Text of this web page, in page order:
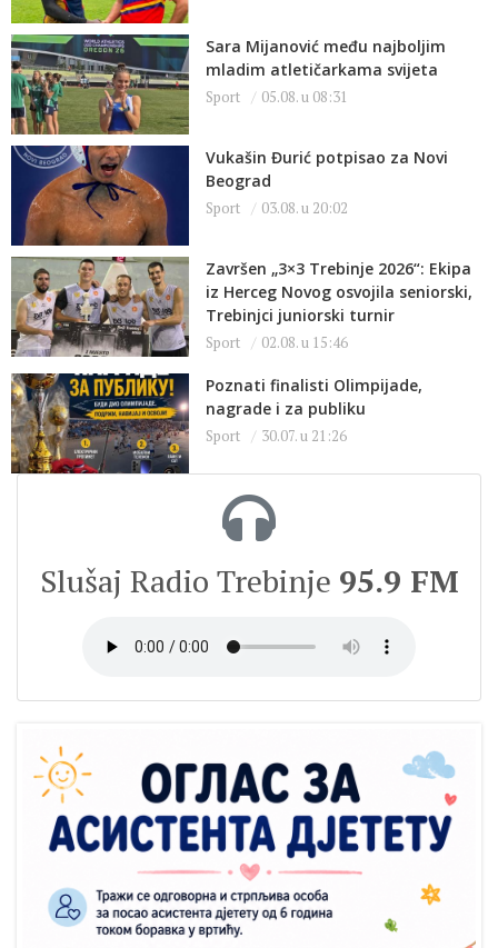
Sara Mijanović među najboljim
mladim atletičarkama svijeta
Sport 05.08. u 08:31
Vukašin Đurić potpisao za Novi
Beograd
Sport 03.08. u 20:02
Završen „3×3 Trebinje 2026“: Ekipa
iz Herceg Novog osvojila seniorski,
Trebinjci juniorski turnir
Sport 02.08. u 15:46
Poznati finalisti Olimpijade,
nagrade i za publiku
Sport 30.07. u 21:26
Slušaj Radio Trebinje 95.9 FM